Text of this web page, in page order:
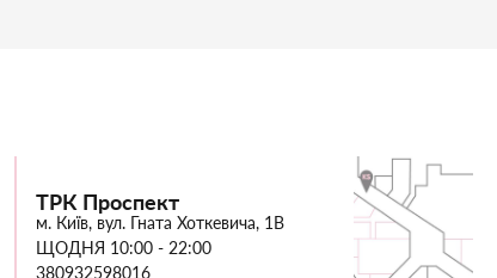
ТРК Проспект
м. Київ, вул. Гната Хоткевича, 1В
ЩОДНЯ 10:00 - 22:00
380932598016